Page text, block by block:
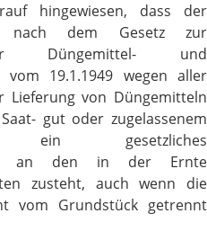
hingewiesen, dass der
nach dem Gesetz zur
Düngemittel- und
vom 19.1.1949 wegen aller
Lieferung von Düngemitteln
gut oder zugelassenem
ein gesetzliches
an den in der Ernte
zusteht, auch wenn die
vom Grundstück getrennt